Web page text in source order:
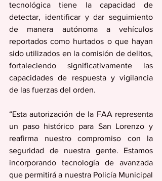
tecnológica tiene la capacidad de
detectar, identificar y dar seguimiento
de manera autónoma a vehículos
reportados como hurtados o que hayan
sido utilizados en la comisión de delitos,
fortaleciendo significativamente las
capacidades de respuesta y vigilancia
de las fuerzas del orden.
“Esta autorización de la FAA representa
un paso histórico para San Lorenzo y
reafirma nuestro compromiso con la
seguridad de nuestra gente. Estamos
incorporando tecnología de avanzada
que permitirá a nuestra Policía Municipal